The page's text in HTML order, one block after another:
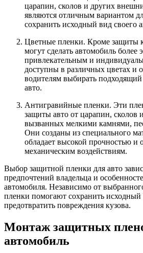
царапин, сколов и других
являются отличным вариантом
сохранить исходный вид своего
Цветные пленки. Кроме защиты
могут сделать автомобиль более
привлекательным и
доступны в различных цветах и
водителям выбирать подходящий
авто.
Антигравийные пленки. Эти
защиты авто от царапин, сколов
вызванных мелкими камнями,
Они созданы из специального
обладает высокой прочностью и
механическим воздействиям.
Выбор защитной пленки для авто
предпочтений владельца и
автомобиля. Независимо от
пленки помогают сохранить исходный
предотвратить повреждения кузова.
Монтаж защитных
автомобиль